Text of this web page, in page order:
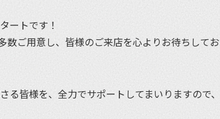
ートです！
数ご用意し、皆様のご来店を心よりお待ちしてお
皆様を、全力でサポートしてまいりますので、